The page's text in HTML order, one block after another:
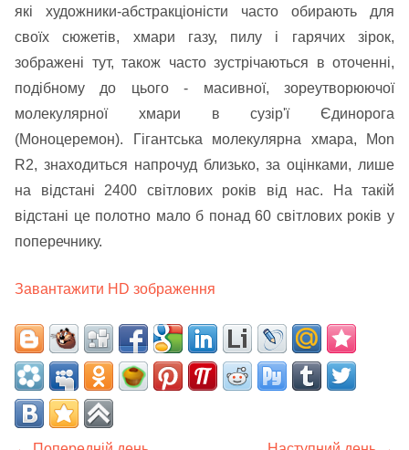
які художники-абстракціоністи часто обирають для
своїх сюжетів, хмари газу, пилу і гарячих зірок,
зображені тут, також часто зустрічаються в оточенні,
подібному до цього - масивної, зореутворюючої
молекулярної хмари в сузір'ї Єдинорога
(Моноцеремон). Гігантська молекулярна хмара, Mon
R2, знаходиться напрочуд близько, за оцінками, лише
на відстані 2400 світлових років від нас. На такій
відстані це полотно мало б понад 60 світлових років у
поперечнику.
Завантажити HD зображення